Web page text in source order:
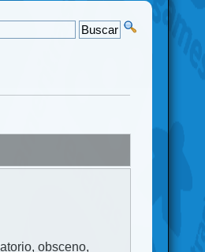
obsceno,